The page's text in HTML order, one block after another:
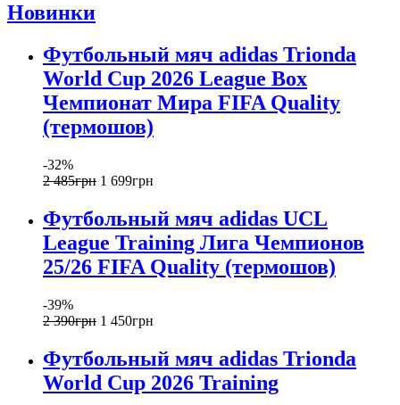
Новинки
Футбольный мяч adidas Trionda
World Cup 2026 League Box
Чемпионат Мира FIFA Quality
(термошов)
-32%
2 485грн 1 699грн
Футбольный мяч adidas UCL
League Training Лига Чемпионов
25/26 FIFA Quality (термошов)
-39%
2 390грн 1 450грн
Футбольный мяч adidas Trionda
World Cup 2026 Training